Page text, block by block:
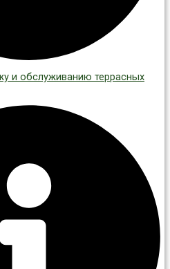
и обслуживанию террасных